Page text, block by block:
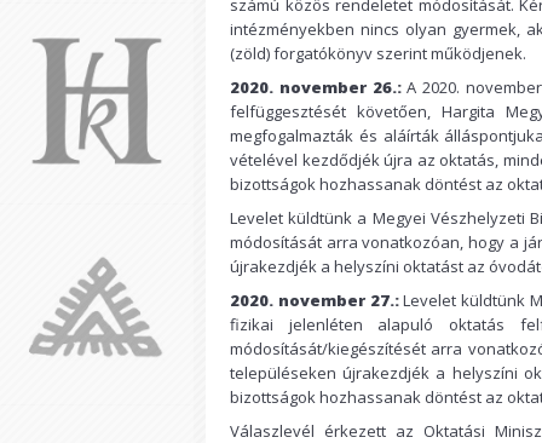
számú közös rendeletet módosítását.
intézményekben nincs olyan gyermek,
(zöld) forgatókönyv szerint működjenek.
2020. november 26.:A 2020.
felfüggesztését követően, Hargita
megfogalmazták és aláírták
vételével kezdődjék újra az oktatás,
bizottságok hozhassanak döntést az
Levelet küldtünk a Megyei Vészhelyzeti
módosítását arra vonatkozóan, hogy a
újrakezdjék a helyszíni oktatást az
2020. november 27.:Levelet küldtünk
fizikai jelenléten alapuló oktatás
módosítását/kiegészítését arra
településeken újrakezdjék a helyszíni
bizottságok hozhassanak döntést az
Válaszlevél érkezett az Oktatási